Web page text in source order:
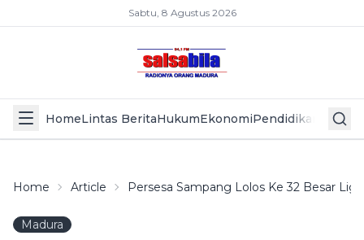
Sabtu, 8 Agustus 2026
HomeLintas BeritaHukumEkonomiPendidikan Politik
Home Article Persesa Sampang Lolos Ke 32 Besar
Madura